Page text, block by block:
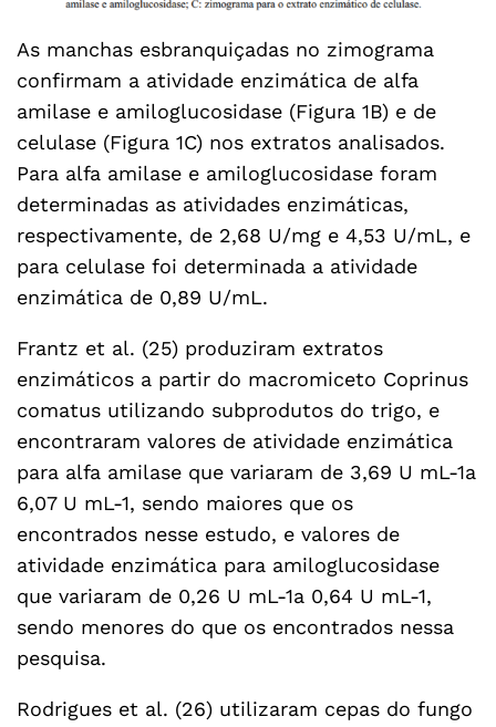
As manchas esbranquiçadas no zimograma
confirmam a atividade enzimática de alfa
amilase e amiloglucosidase (Figura 1B) e de
celulase (Figura 1C) nos extratos analisados.
Para alfa amilase e amiloglucosidase foram
determinadas as atividades enzimáticas,
respectivamente, de 2,68 U/mg e 4,53 U/mL, e
para celulase foi determinada a atividade
enzimática de 0,89 U/mL.
Frantz et al. (25) produziram extratos
enzimáticos a partir do macromiceto Coprinus
comatus utilizando subprodutos do trigo, e
encontraram valores de atividade enzimática
para alfa amilase que variaram de 3,69 U mL-1a
6,07 U mL-1, sendo maiores que os
encontrados nesse estudo, e valores de
atividade enzimática para amiloglucosidase
que variaram de 0,26 U mL-1a 0,64 U mL-1,
sendo menores do que os encontrados nessa
pesquisa.
Rodrigues et al. (26) utilizaram cepas do fungo